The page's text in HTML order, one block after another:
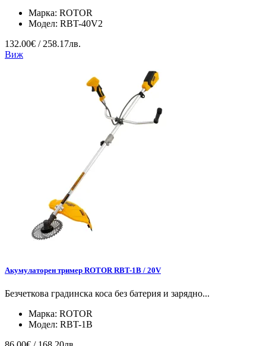
Марка: ROTOR
Модел: RBT-40V2
132.00€ / 258.17лв.
Виж
Акумулаторен тример ROTOR RBT-1B / 20V
Безчеткова градинска коса без батерия и зарядно...
Марка: ROTOR
Модел: RBT-1B